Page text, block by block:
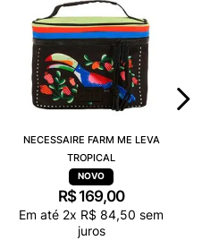
NECESSAIRE FARM ME LEVA
TROPICAL
R$ 169,00
Em até 2x R$ 84,50 sem
juros